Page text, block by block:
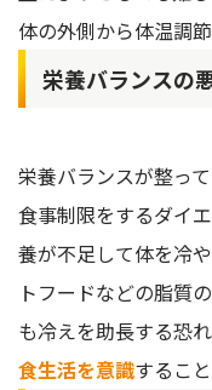
体の外側から体温調
栄養バランスの
栄養バランスが整っ
食事制限をするダイ
養が不足して体を冷
トフードなどの脂質
も冷えを助長する恐れ
食生活を意識するこ